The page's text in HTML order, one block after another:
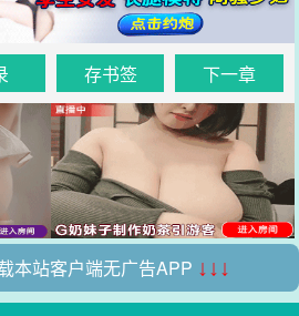
存书签 下一章
本站客户端无广告APP ↓↓↓